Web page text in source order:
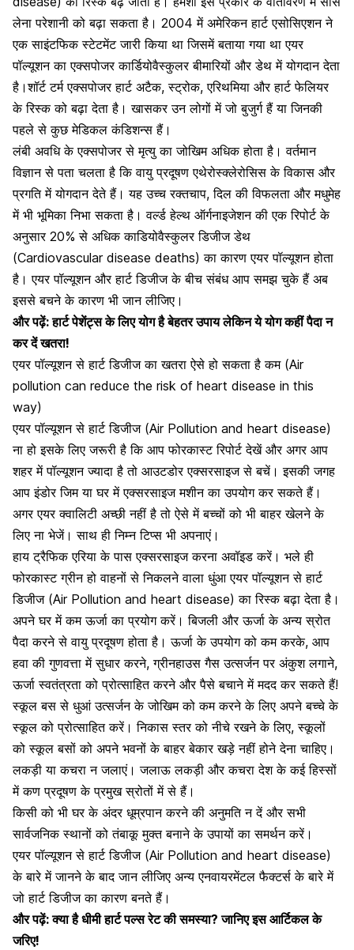
लेना परेशानी को बढ़ा सकता है। 2004 में अमेरिकन हार्ट एसोसिएशन ने
एक साइंटफिक स्टेटमेंट जारी किया था जिसमें बताया गया था एयर
पॉल्यूशन का एक्सपोजर कार्डियोवैस्कुलर बीमारियों और डेथ में योगदान देता
है।शॉर्ट टर्म एक्सपोजरहार्ट अटैक, स्ट्रोक, एरिथमिया औरहार्ट फेलियर
के रिस्क को बढ़ा देता है। खासकर उन लोगों में जो बुजुर्ग हैं या जिनकी
पहले से कुछ मेडिकल कंडिशन्स हैं।
लंबी अवधि के एक्सपोजर से मृत्यु का जोखिम अधिक होता है। वर्तमान
विज्ञान से पता चलता है कि वायु प्रदूषणएथेरोस्क्लेरोसिस के विकास और
प्रगति में योगदान देते हैं। यह उच्च रक्तचाप, दिल की विफलता और मधुमेह
में भी भूमिका निभा सकता है। वर्ल्ड हेल्थ ऑर्गनाइजेशन की एक रिपोर्ट के
अनुसार 20% से अधिक काडियोवैस्कुलर डिजीज डेथ
(Cardiovascular disease deaths) का कारण एयर पॉल्यूशन होता
है। एयर पॉल्यूशन और हार्ट डिजीज के बीच संबंध आप समझ चुके हैं अब
इससे बचने के कारण भी जान लीजिए।
और पढ़ें:हार्ट पेशेंट्स के लिए योग है बेहतर उपाय लेकिन ये योग कहीं पैदा न
कर दें खतरा!
एयर पॉल्यूशन से हार्ट डिजीज का खतरा ऐसे हो सकता है कम (Air
pollution can reduce the risk of heart disease in this
way)
एयर पॉल्यूशन से हार्ट डिजीज (Air Pollution and heart disease)
ना हो इसके लिए जरूरी है कि आप फोरकास्ट रिपोर्ट देखें और अगर आप
शहर में पॉल्यूशन ज्यादा है तो आउटडोर एक्सरसाइज से बचें। इसकी जगह
आप इंडोर जिम या घर में एक्सरसाइज मशीन का उपयोग कर सकते हैं।
अगर एयर क्वालिटी अच्छी नहीं है तो ऐसे में बच्चों को भी बाहर खेलने के
लिए ना भेजें। साथ ही निम्न टिप्स भी अपनाएं।
हाय ट्रैफिक एरिया के पास एक्सरसाइज करना अवॉइड करें। भले ही
फोरकास्ट ग्रीन हो वाहनों से निकलने वाला धुंआ एयर पॉल्यूशन से हार्ट
डिजीज (Air Pollution and heart disease) का रिस्क बढ़ा देता है।
अपने घर में कम ऊर्जा का प्रयोग करें। बिजली और ऊर्जा के अन्य स्रोत
पैदा करने से वायु प्रदूषण होता है। ऊर्जा के उपयोग को कम करके, आप
हवा की गुणवत्ता में सुधार करने, ग्रीनहाउस गैस उत्सर्जन पर अंकुश लगाने,
ऊर्जा स्वतंत्रता को प्रोत्साहित करने और पैसे बचाने में मदद कर सकते हैं!
स्कूल बस से धुआं उत्सर्जन के जोखिम को कम करने के लिए अपने बच्चे के
स्कूल को प्रोत्साहित करें। निकास स्तर को नीचे रखने के लिए, स्कूलों
को स्कूल बसों को अपने भवनों के बाहर बेकार खड़े नहीं होने देना चाहिए।
लकड़ी या कचरा न जलाएं। जलाऊ लकड़ी और कचरा देश के कई हिस्सों
में कण प्रदूषण के प्रमुख स्रोतों में से हैं।
किसी को भी घर के अंदर धूम्रपान करने की अनुमति न दें और सभी
सार्वजनिक स्थानों को तंबाकू मुक्त बनाने के उपायों का समर्थन करें।
एयर पॉल्यूशन से हार्ट डिजीज (Air Pollution and heart disease)
के बारे में जानने के बाद जान लीजिए अन्य एनवायरमेंटल फैक्टर्स के बारे में
जो हार्ट डिजीज का कारण बनते हैं।
और पढ़ें:क्या है धीमी हार्ट पल्स रेट की समस्या? जानिए इस आर्टिकल के
जरिए!